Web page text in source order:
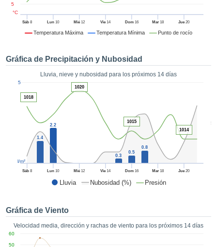
digital
basada
nuestra
sin coste.
de todas
ya sean
nuestros
así como
un perfil
para
ACEPTAR
CONTINUAR
CONFIGURACIÓN
Temperatura Máxima Temperatura Mínima Punto de rocío
Sáb8 Lun 10 Mié 12 Vie 14 Dom16 Mar18 Jue 20
5
°C
Gráfica de Precipitación y Nubosidad
Lluvia, nieve y nubosidad para los próximos 14 días
Lluvia Nubosidad (%) Presión
50
Sáb8 Lun 10 Mié 12 Vie 14 Dom16 Mar18 Jue 20
5
l/m²
1.4
2.2
0.3
0.5
0.8
1018
1020
1015
1014
Gráfica de Viento
Velocidad media, dirección y rachas de viento para los próximos 14 días
50
60